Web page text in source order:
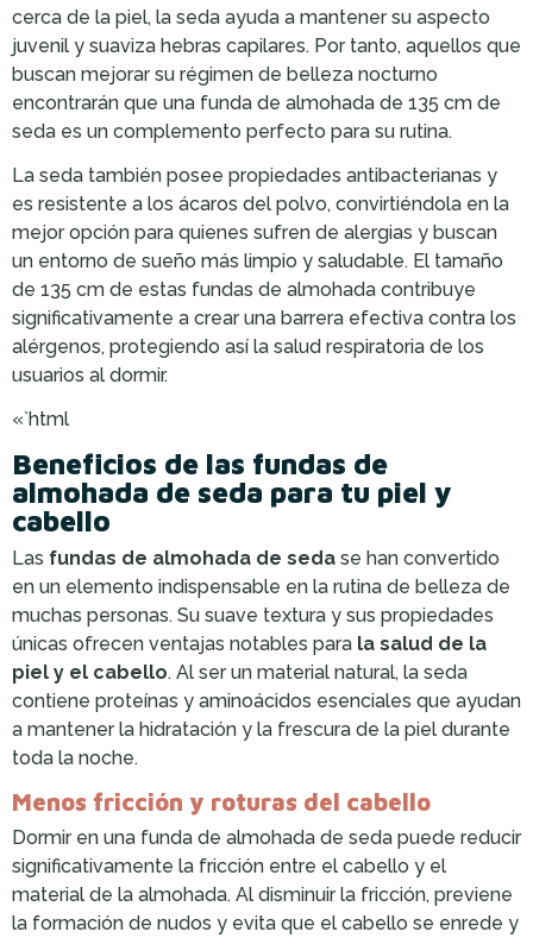
cerca de la piel, la seda ayuda a mantener su aspecto
juvenil y suaviza hebras capilares. Por tanto, aquellos que
buscan mejorar su régimen de belleza nocturno
encontrarán que una funda de almohada de 135 cm de
seda es un complemento perfecto para su rutina.
La seda también posee propiedades antibacterianas y
es resistente a los ácaros del polvo, convirtiéndola en la
mejor opción para quienes sufren de alergias y buscan
un entorno de sueño más limpio y saludable. El tamaño
de 135 cm de estas fundas de almohada contribuye
significativamente a crear una barrera efectiva contra los
alérgenos, protegiendo así la salud respiratoria de los
usuarios al dormir.
«`html
Beneficios de las fundas de
almohada de seda para tu piel y
cabello
Las fundas de almohada de seda se han convertido
en un elemento indispensable en la rutina de belleza de
muchas personas. Su suave textura y sus propiedades
únicas ofrecen ventajas notables para la salud de la
piel y el cabello. Al ser un material natural, la seda
contiene proteínas y aminoácidos esenciales que ayudan
a mantener la hidratación y la frescura de la piel durante
toda la noche.
Menos fricción y roturas del cabello
Dormir en una funda de almohada de seda puede reducir
significativamente la fricción entre el cabello y el
material de la almohada. Al disminuir la fricción, previene
la formación de nudos y evita que el cabello se enrede y